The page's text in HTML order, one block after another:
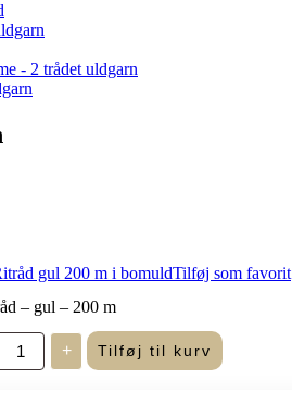
- 2 trådet uldgarn
Tilføj som favorit
– gul – 200 m
Ritråd
+ Tilføj til kurv